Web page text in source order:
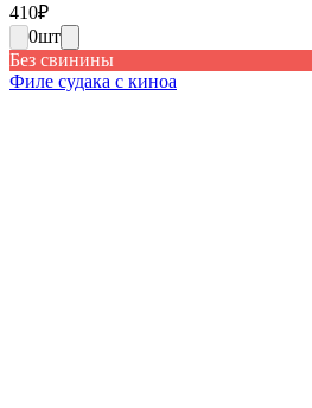
410₽
0шт
Без свинины
Филе судака с киноа